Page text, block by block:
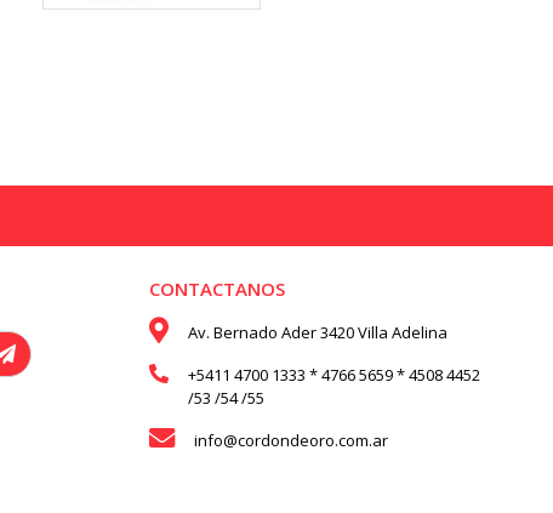
CONTACTANOS
Av. Bernado Ader 3420 Villa Adelina
+5411 4700 1333 * 4766 5659 * 4508 4452
/53 /54 /55
info@cordondeoro.com.ar